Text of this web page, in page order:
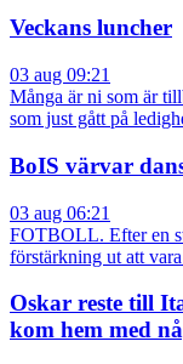
Veckans luncher
03 aug 09:21
Många är ni som är
som just gått på
BoIS värvar
03 aug 06:21
FOTBOLL. Efter en
förstärkning ut att
Oskar reste till
kom hem med